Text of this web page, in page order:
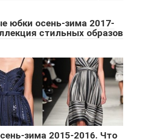
юбки осень-зима 2017-
стильных образов
зима 2015-2016. Что